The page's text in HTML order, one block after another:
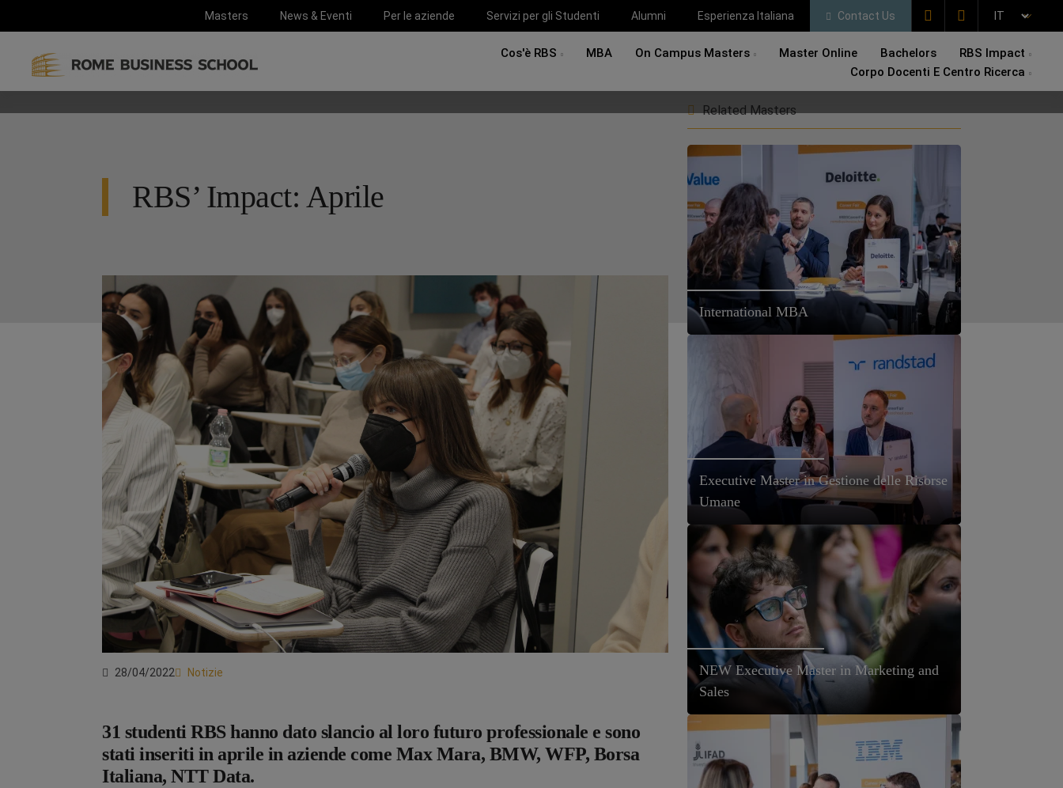
Masters News & Eventi Per le aziende Servizi per gli Studenti Alumni Esperienza Italiana Contact Us
Cos'è RBS MBA On Campus Masters Master Online Bachelors
RBS Impact
Corpo Docenti E Centro Ricerca
RBS’ Impact: Aprile
28/04/2022 Notizie
31 studenti RBS hanno dato slancio al loro futuro professionale e sono
stati inseriti in aprile in aziende come Max Mara, BMW, WFP, Borsa
Italiana, NTT Data.
Related Masters
International MBA
Executive Master in Gestione delle Risorse
Umane
NEW Executive Master in Marketing and
Sales